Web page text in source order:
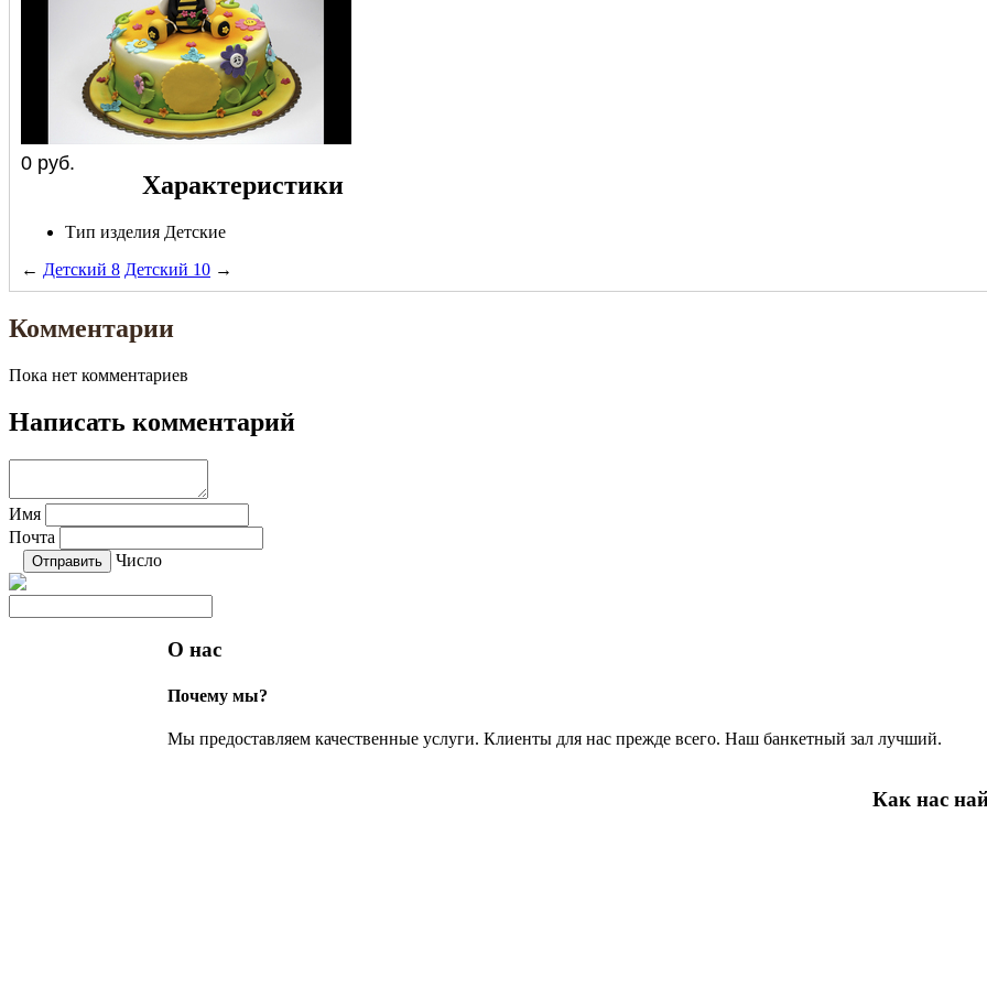
0 руб.
Характеристики
Тип изделия Детские
← Детский 8 Детский 10 →
Комментарии
Пока нет комментариев
Написать комментарий
Имя
Почта
Число
О нас
Почему мы?
Мы предоставляем качественные услуги. Клиенты для нас прежде всего. Наш банкетный зал лучший.
Как нас